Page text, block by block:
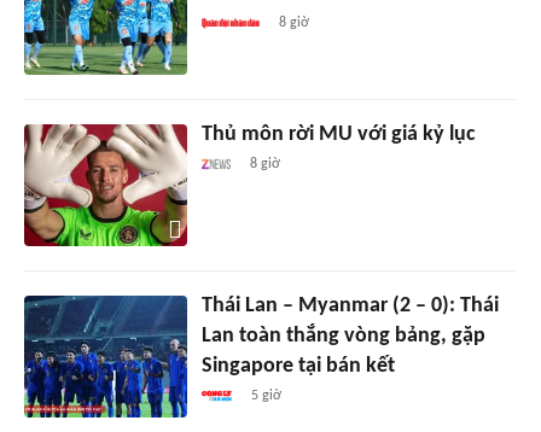
8 giờ
Thủ môn rời MU với giá kỷ lục
8 giờ
Thái Lan – Myanmar (2 – 0): Thái
Lan toàn thắng vòng bảng, gặp
Singapore tại bán kết
5 giờ